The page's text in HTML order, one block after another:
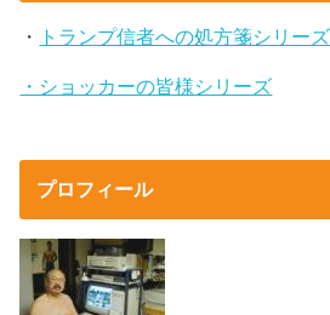
・ トランプ信者への処方箋シリ
・ショッカーの皆様シリーズ
プロフィール